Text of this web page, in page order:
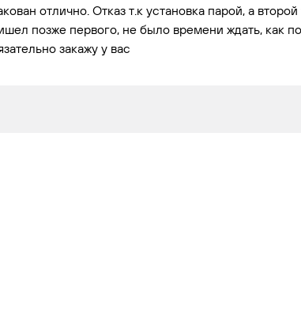
отлично. Отказ т.к установка парой, а
позже первого, не было времени ждать, как
закажу у вас